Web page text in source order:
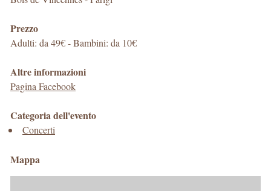
Prezzo
Adulti: da 49€ - Bambini: da 10€
Altre informazioni
Pagina Facebook
Categoria dell'evento
Concerti
Mappa